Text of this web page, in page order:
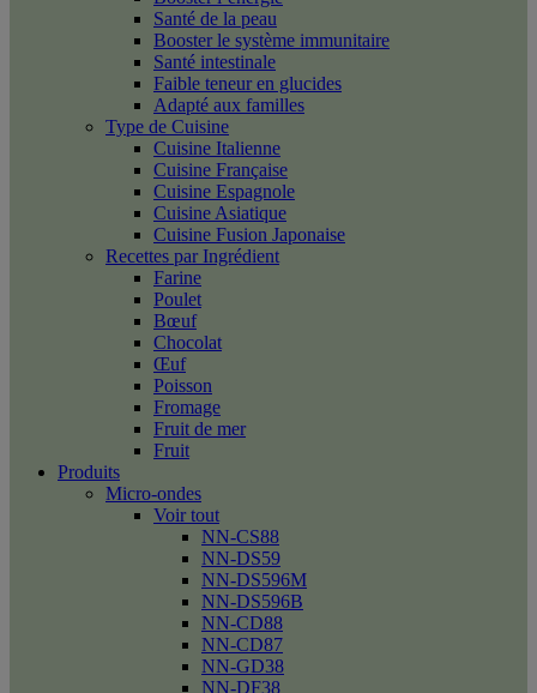
Santé de la peau
Booster le système immunitaire
Santé intestinale
Faible teneur en glucides
Adapté aux familles
Type de Cuisine
Cuisine Italienne
Cuisine Française
Cuisine Espagnole
Cuisine Asiatique
Cuisine Fusion Japonaise
Recettes par Ingrédient
Farine
Poulet
Bœuf
Chocolat
Œuf
Poisson
Fromage
Fruit de mer
Fruit
Produits
Micro-ondes
Voir tout
NN-CS88
NN-DS59
NN-DS596M
NN-DS596B
NN-CD88
NN-CD87
NN-GD38
NN-DF38